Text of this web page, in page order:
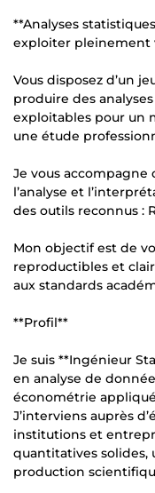
**Analyses
exploiter pleinement
Vous disposez d’un
produire des
exploitables pour un
une étude
Je vous
l’analyse et
des outils reconnus :
Mon objectif est de
reproductibles et
aux standards
**Profil**
Je suis **Ingénieur
en analyse de
économétrie
J’interviens auprès
institutions et
quantitatives solides,
production